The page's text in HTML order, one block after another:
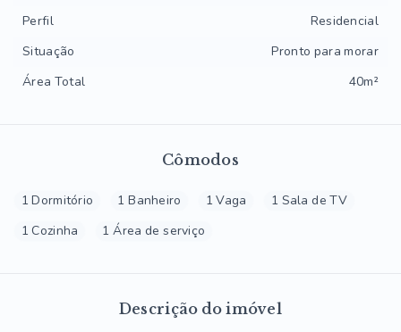
Cômodos
1 Dormitório 1 Banheiro 1 Vaga
1 Sala de TV
1 Cozinha
1 Área de serviço
Descrição do imóvel
Perfil
Residencial
Situação
Pronto para morar
Área Total
40m²